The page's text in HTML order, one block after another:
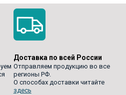
Доставка по всей России
Отправляем продукцию во все
регионы РФ.
О способах доставки читайте
здесь